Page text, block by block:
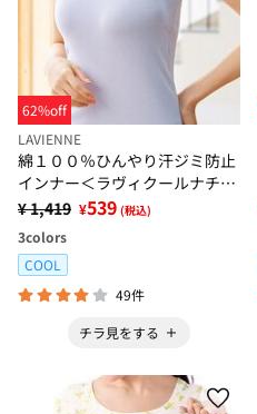
62%off
LAVIENNE
綿１００％ひんやり汗ジミ防止
インナー＜ラヴィクールナチュ
ラル＞
¥ 1,419 ¥539 (税込)
3colors
COOL
49件
チラ見をする